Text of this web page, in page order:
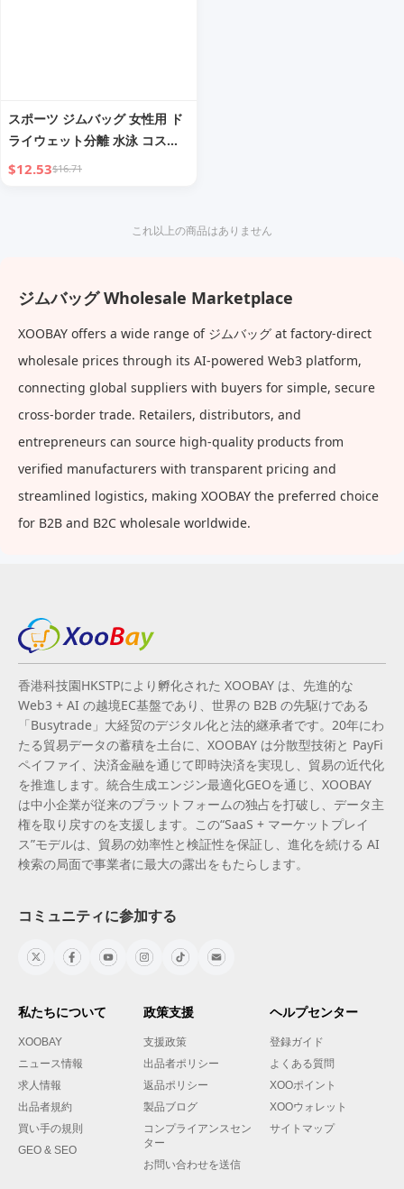
スポーツ ジムバッグ 女性用 ド
ライウェット分離 水泳 コスメ
ティックバッグ プロフェッショ
$12.53$16.71
これ以上の商品はありません
ジムバッグ Wholesale Marketplace
XOOBAY offers a wide range of ジムバッグ at factory-direct
wholesale prices through its AI-powered Web3 platform,
connecting global suppliers with buyers for simple, secure
cross-border trade. Retailers, distributors, and
entrepreneurs can source high-quality products from
verified manufacturers with transparent pricing and
streamlined logistics, making XOOBAY the preferred choice
for B2B and B2C wholesale worldwide.
香港科技園HKSTPにより孵化された XOOBAY は、先進的な
Web3 + AI の越境EC基盤であり、世界の B2B の先駆けである
「Busytrade」大経贸のデジタル化と法的継承者です。20年にわ
たる貿易データの蓄積を土台に、XOOBAY は分散型技術と PayFi
ペイファイ、決済金融を通じて即時決済を実現し、貿易の近代化
を推進します。統合生成エンジン最適化GEOを通じ、XOOBAY
は中小企業が従来のプラットフォームの独占を打破し、データ主
権を取り戻すのを支援します。この“SaaS + マーケットプレイ
ス”モデルは、貿易の効率性と検証性を保証し、進化を続ける AI
検索の局面で事業者に最大の露出をもたらします。
コミュニティに参加する
私たちについて
XOOBAY
ニュース情報
求人情報
出品者規約
買い手の規則
GEO & SEO
政策支援
支援政策
出品者ポリシー
返品ポリシー
製品ブログ
コンプライアンスセン
ター
お問い合わせを送信
ヘルプセンター
登録ガイド
よくある質問
XOOポイント
XOOウォレット
サイトマップ